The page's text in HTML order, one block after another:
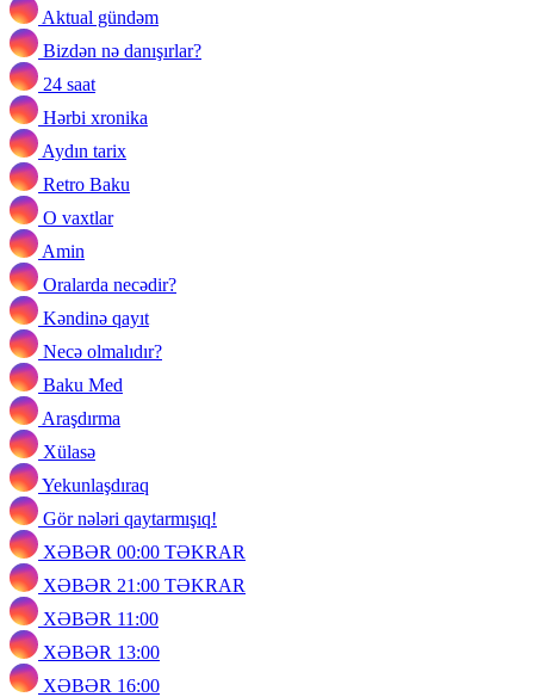
Aktual gündəm
Bizdən nə danışırlar?
24 saat
Hərbi xronika
Aydın tarix
Retro Baku
O vaxtlar
Amin
Oralarda necədir?
Kəndinə qayıt
Necə olmalıdır?
Baku Med
Araşdırma
Xülasə
Yekunlaşdıraq
Gör nələri qaytarmışıq!
XƏBƏR 00:00 TƏKRAR
XƏBƏR 21:00 TƏKRAR
XƏBƏR 11:00
XƏBƏR 13:00
XƏBƏR 16:00